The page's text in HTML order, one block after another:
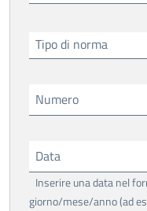
Tipo di norma
Numero
Data
Inserire una data nel
giorno/mese/anno (ad